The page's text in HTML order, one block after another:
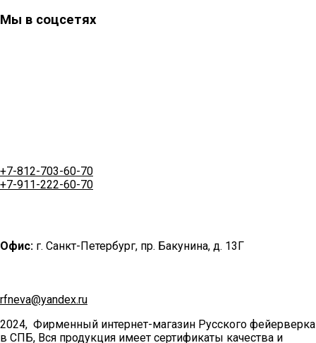
Мы в соцсетях
+7-812-703-60-70
+7-911-222-60-70
Офис: г. Санкт-Петербург, пр. Бакунина, д. 13Г
rfneva@yandex.ru
2024, Фирменный интернет-магазин Русского фейерверка
в СПБ, Вся продукция имеет сертификаты качества и